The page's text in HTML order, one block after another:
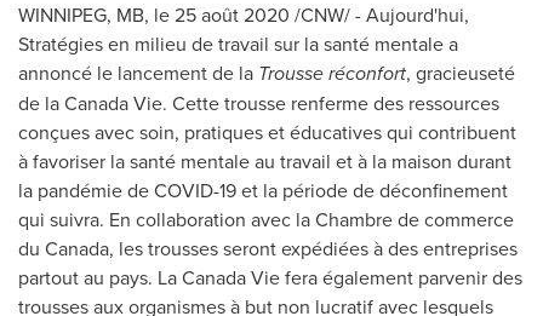
WINNIPEG, MB, le 25 août 2020 /CNW/ - Aujourd'hui,
Stratégies en milieu de travail sur la santé mentale a
annoncé le lancement de la Trousse réconfort, gracieuseté
de la Canada Vie. Cette trousse renferme des ressources
conçues avec soin, pratiques et éducatives qui contribuent
à favoriser la santé mentale au travail et à la maison durant
la pandémie de COVID-19 et la période de déconfinement
qui suivra. En collaboration avec laChambre decommerce
du Canada, les trousses seront expédiées à des entreprises
partout au pays. La Canada Vie fera également parvenir des
trousses aux organismes à but non lucratif avec lesquels